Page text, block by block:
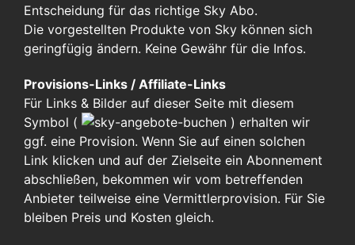
Entscheidung für das richtige Sky Abo.
Die vorgestellten Produkte von Sky können sich
geringfügig ändern. Keine Gewähr für die Infos.
Provisions-Links / Affiliate-Links
Für Links & Bilder auf dieser Seite mit diesem
Symbol (
) erhalten wir
ggf. eine Provision. Wenn Sie auf einen solchen
Link klicken und auf der Zielseite ein Abonnement
abschließen, bekommen wir vom betreffenden
Anbieter teilweise eine Vermittlerprovision. Für Sie
bleiben Preis und Kosten gleich.